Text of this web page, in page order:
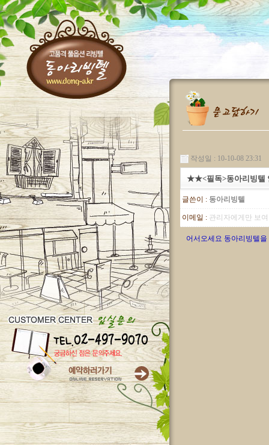
작성일 : 10-10-08 23:31
★★<필독>동아리빙
글쓴이 : 동아리빙텔
이메일 : 관리자에게만 보
어서오세요 동아리빙텔